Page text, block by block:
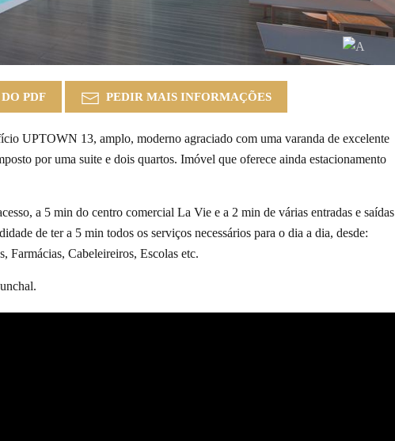
PDF PEDIR MAIS INFORMAÇÕES
UPTOWN 13, amplo, moderno agraciado com uma varanda de excelente
por uma suite e dois quartos. Imóvel que oferece ainda estacionamento
a 5 min do centro comercial La Vie e a 2 min de várias entradas e saídas
de ter a 5 min todos os serviços necessários para o dia a dia, desde:
Farmácias, Cabeleireiros, Escolas etc.